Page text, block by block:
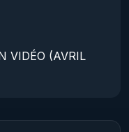
VIDÉO (AVRIL